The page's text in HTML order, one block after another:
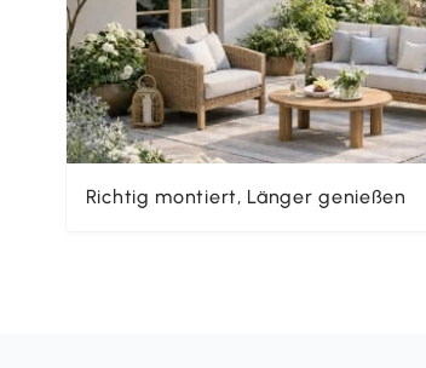
Richtig montiert, Länger genießen